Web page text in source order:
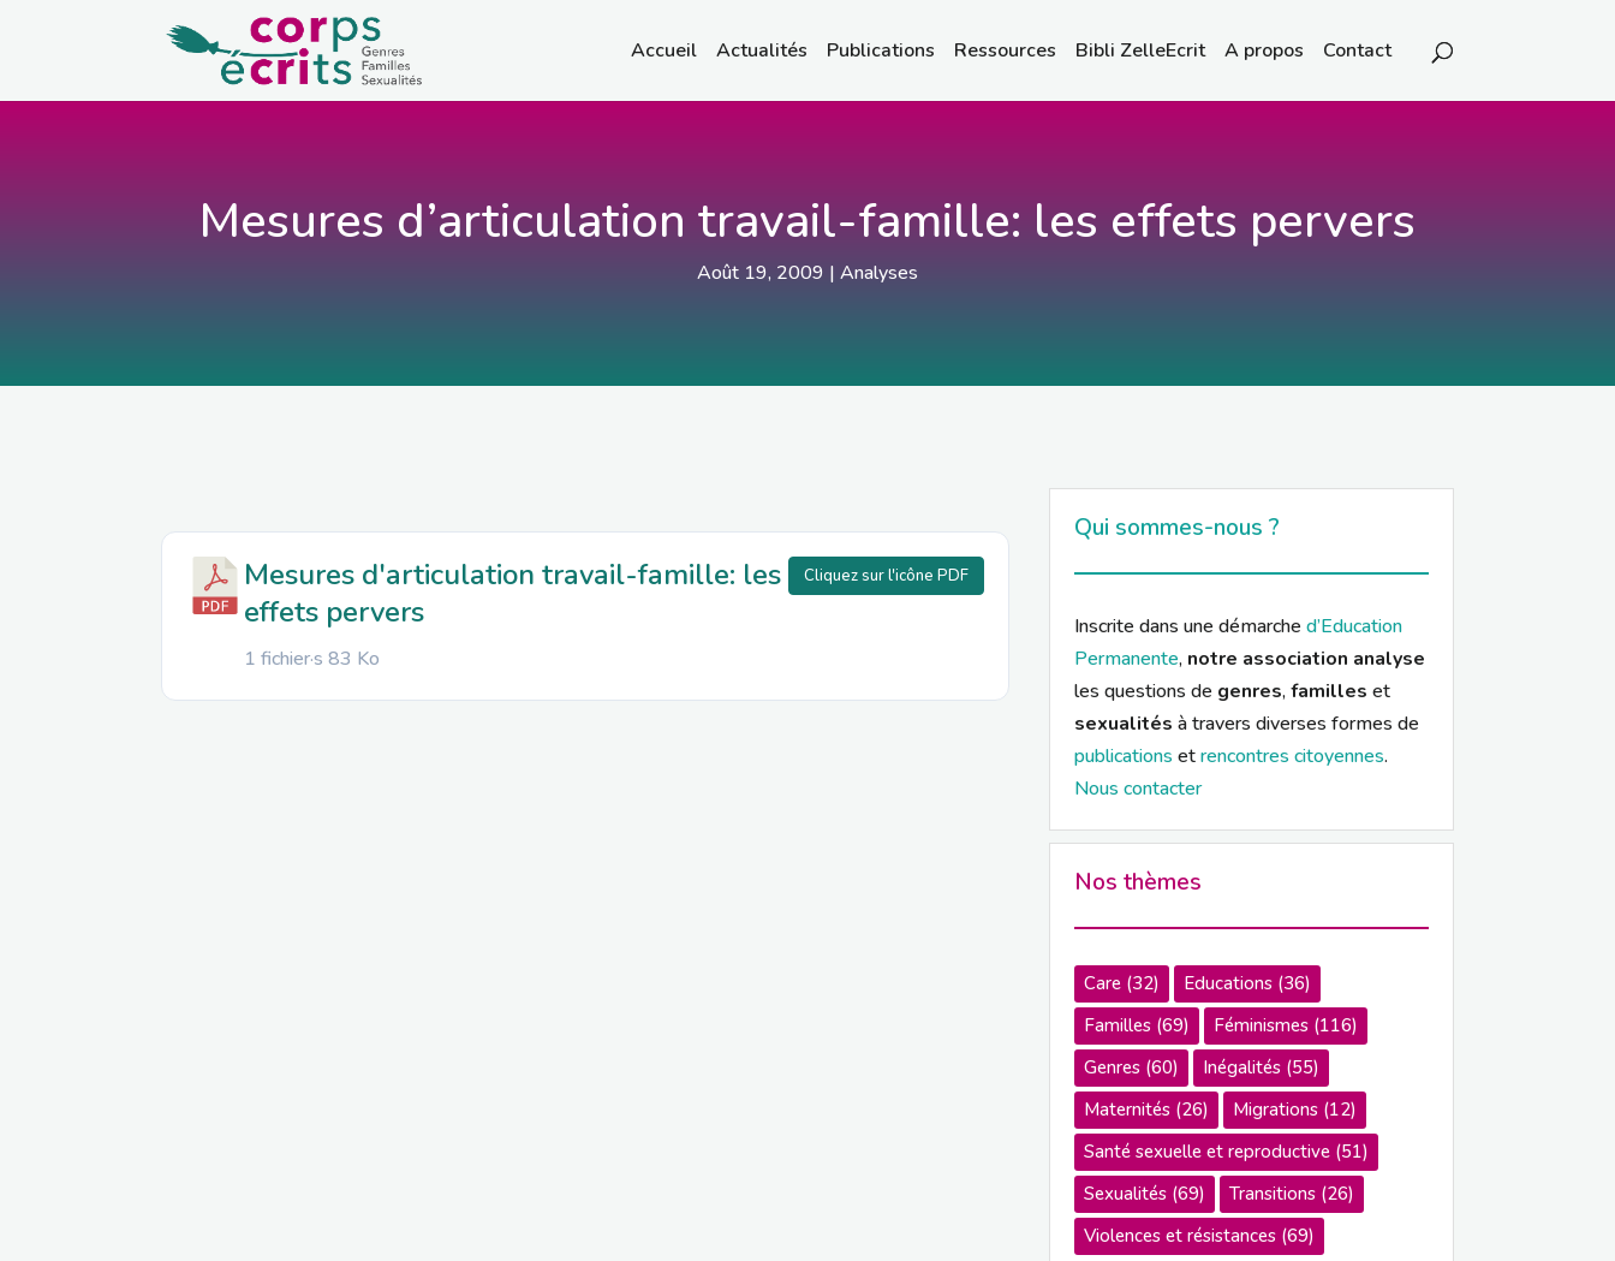
Accueil Actualités Publications Ressources Bibli ZelleEcrit A propos Contact
Mesures d’articulation travail-famille: les effets pervers
Août 19, 2009 | Analyses
Mesures d'articulation travail-famille: les
effets pervers
1 fichier·s83 Ko
Cliquez sur l'icône PDF
Qui sommes-nous ?
Inscrite dans une démarche d’Education
Permanente, notre association analyse
les questions de genres,familles et
sexualités à travers diverses formes de
publications etrencontres citoyennes.
Nous contacter
Nos thèmes
Care(32) Educations(36)
Familles(69) Féminismes(116)
Genres(60) Inégalités(55)
Maternités(26) Migrations(12)
Santé sexuelle et reproductive(51)
Sexualités(69) Transitions(26)
Violences et résistances(69)